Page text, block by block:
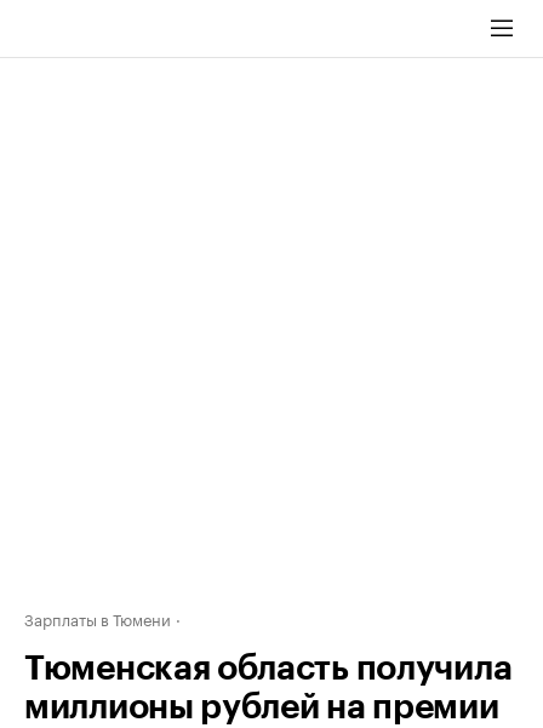
Зарплаты в Тюмени
Тюменская область получила
миллионы рублей на премии